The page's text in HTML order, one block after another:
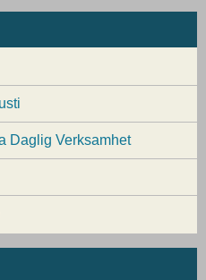
Daglig Verksamhet